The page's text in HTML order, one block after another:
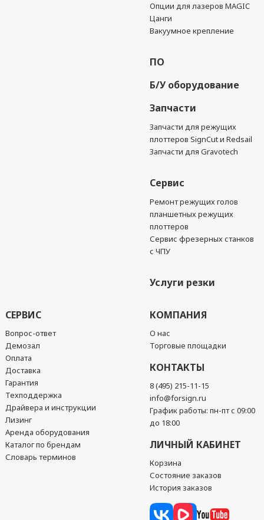
Опции для лазеров MAGIC
Цанги
Вакуумное крепление
ПО
Б/У оборудование
Запчасти
Запчасти для режущих
плоттеров SignCut и Redsail
Запчасти для Gravotech
Сервис
Ремонт режущих голов
планшетных режущих
плоттеров
Сервис фрезерных станков
с ЧПУ
Услуги резки
СЕРВИС
Вопрос-ответ
Демозал
Оплата
Доставка
Гарантия
Техподдержка
Драйвера и инструкции
Лизинг
Аренда оборудования
Каталог по брендам
Словарь терминов
КОМПАНИЯ
О нас
Торговые площадки
КОНТАКТЫ
8 (495) 215-11-15
info@forsign.ru
График работы: пн-пт с 09:00
до 18:00
ЛИЧНЫЙ КАБИНЕТ
Корзина
Состояние заказов
История заказов